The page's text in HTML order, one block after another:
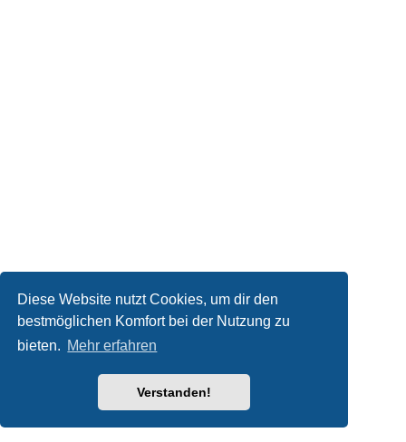
Diese Website nutzt Cookies, um dir den
bestmöglichen Komfort bei der Nutzung zu
bieten. Mehr erfahren
Verstanden!